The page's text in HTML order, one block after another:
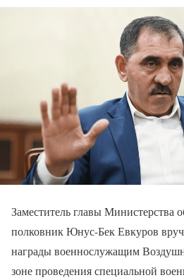
Заместитель главы Министерства
полковник Юнус-Бек Евкуров
награды военнослужащим
зоне проведения специальной